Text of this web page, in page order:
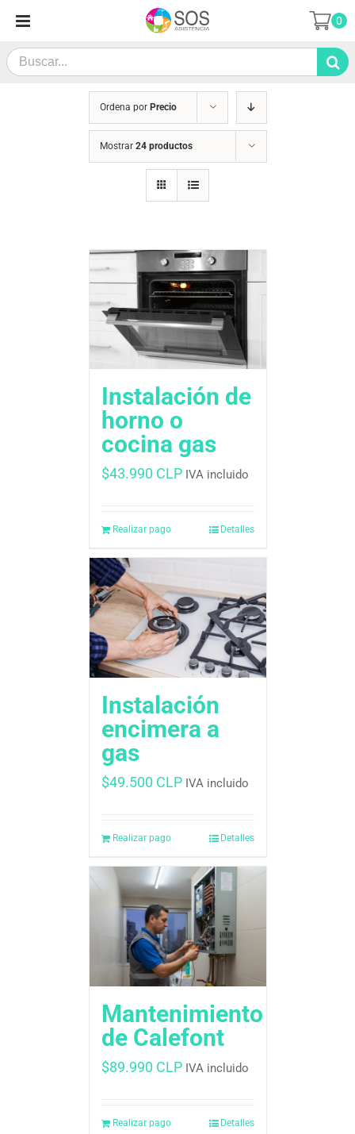
contenido
Search
for:
0
Ordena por Precio
Mostrar 24 productos
Instalación de
horno o
cocina gas
$43.990 CLP IVA incluido
Realizar pago Detalles
Instalación
encimera a
gas
$49.500 CLP IVA incluido
Realizar pago Detalles
Mantenimiento
de Calefont
$89.990 CLP IVA incluido
Realizar pago Detalles